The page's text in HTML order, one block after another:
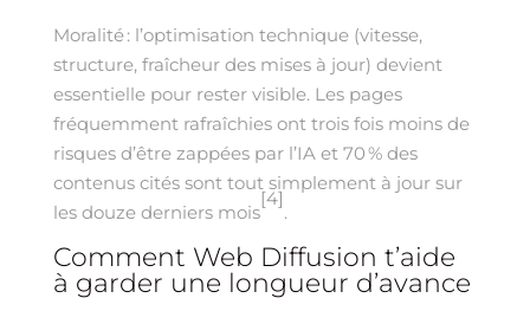
Moralité : l’optimisation technique (vitesse,
structure, fraîcheur des mises à jour) devient
essentielle pour rester visible. Les pages
fréquemment rafraîchies ont trois fois moins de
risques d’être zappées par l’IA et 70 % des
contenus cités sont tout simplement à jour sur
les douze derniers mois
[4]
.
Comment Web Diffusion t’aide
à garder une longueur d’avance